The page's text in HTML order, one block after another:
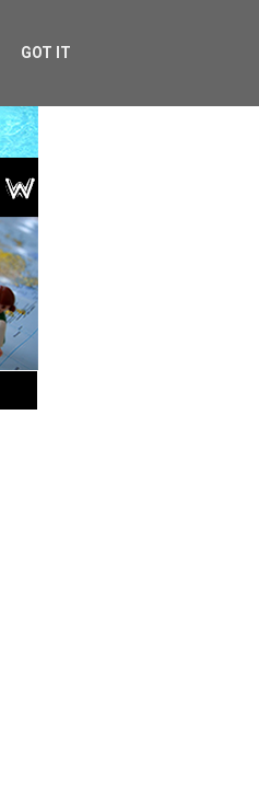
GOT IT